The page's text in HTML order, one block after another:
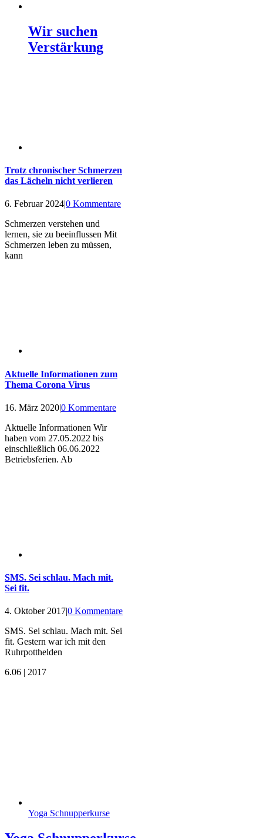
Wir suchen
Verstärkung
Trotz chronischer Schmerzen
das Lächeln nicht verlieren
6. Februar 2024|0 Kommentare
Schmerzen verstehen und
lernen, sie zu beeinflussen Mit
Schmerzen leben zu müssen,
kann
Aktuelle Informationen zum
Thema Corona Virus
16. März 2020|0 Kommentare
Aktuelle Informationen Wir
haben vom 27.05.2022 bis
einschließlich 06.06.2022
Betriebsferien. Ab
SMS. Sei schlau. Mach mit.
Sei fit.
4. Oktober 2017|0 Kommentare
SMS. Sei schlau. Mach mit. Sei
fit. Gestern war ich mit den
Ruhrpotthelden
6.06 | 2017
Yoga Schnupperkurse